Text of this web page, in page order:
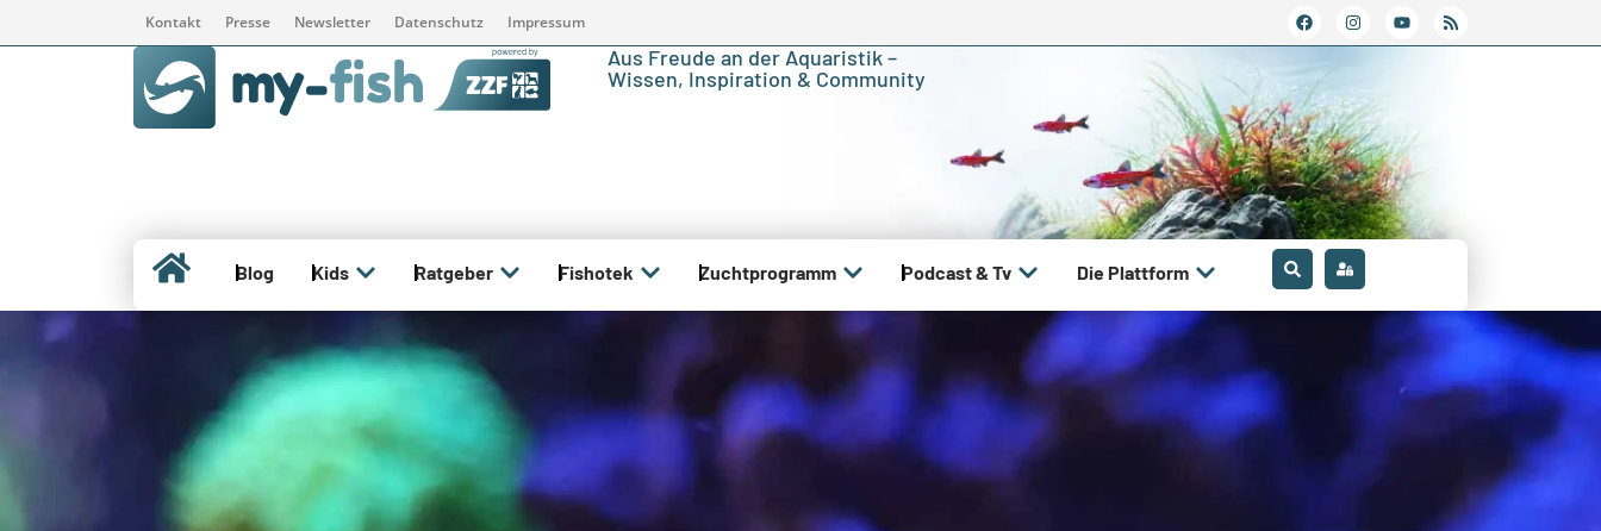
Kontakt Presse Newsletter Datenschutz Impressum
Aus Freude an der Aquaristik –
Wissen, Inspiration & Community
Blog Kids Ratgeber Fishotek Zuchtprogramm Podcast & Tv Die Plattform